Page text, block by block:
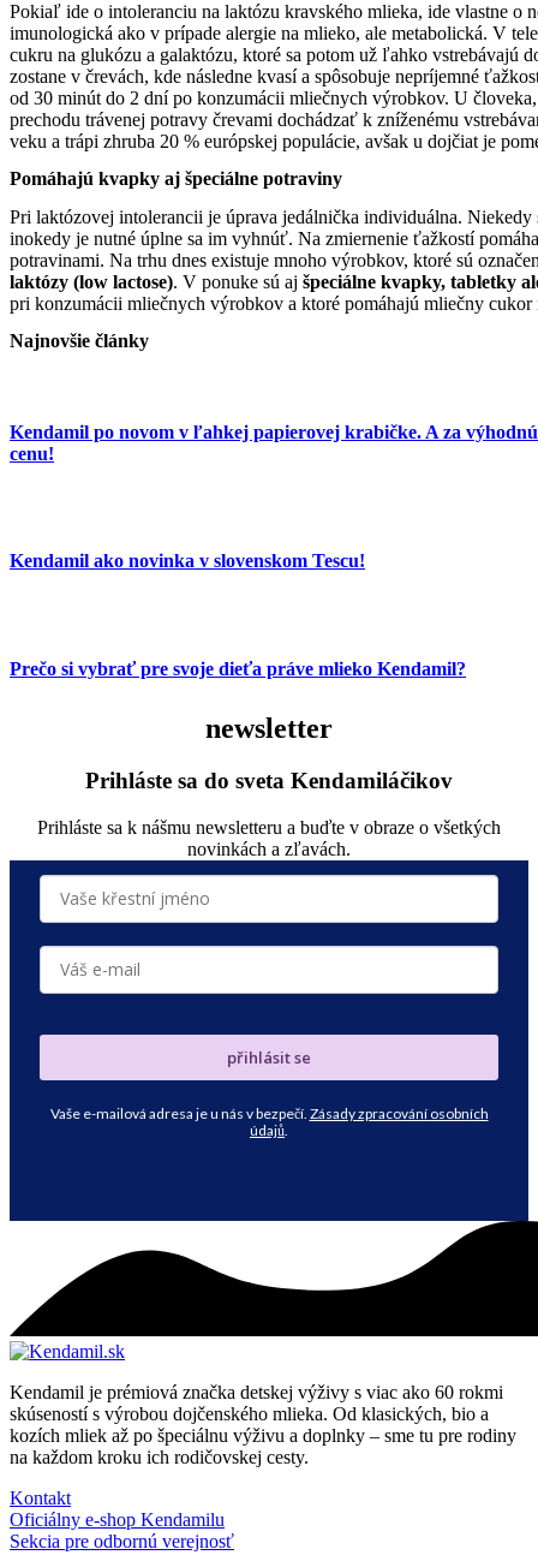
Pokiaľ ide o intoleranciu na laktózu kravského mlieka, ide vlastne o
imunologická ako v prípade alergie na mlieko, ale metabolická. V
cukru na glukózu a galaktózu, ktoré sa potom už ľahko vstrebávajú
zostane v črevách, kde následne kvasí a spôsobuje nepríjemné
od 30 minút do 2 dní po konzumácii mliečnych výrobkov. U
prechodu trávenej potravy črevami dochádzať k zníženému
veku a trápi zhruba 20 % európskej populácie, avšak u dojčiat je
Pomáhajú kvapky aj špeciálne potraviny
Pri laktózovej intolerancii je úprava jedálnička individuálna.
inokedy je nutné úplne sa im vyhnúť. Na zmiernenie ťažkostí
potravinami. Na trhu dnes existuje mnoho výrobkov, ktoré sú
laktózy (low lactose). V ponuke sú aj špeciálne kvapky, tabletky
pri konzumácii mliečnych výrobkov a ktoré pomáhajú mliečny
Najnovšie články
Kendamil po novom v ľahkej papierovej krabičke. A za výhodnú
cenu!
Kendamil ako novinka v slovenskom Tescu!
Prečo si vybrať pre svoje dieťa práve mlieko Kendamil?
newsletter
Prihláste sa do sveta Kendamiláčikov
Prihláste sa k nášmu newsletteru a buďte v obraze o všetkých
novinkách a zľavách.
přihlásit se
Vaše e-mailová adresa je u nás v bezpečí. Zásady zpracování osobních
údajů.
Kendamil je prémiová značka detskej výživy s viac ako 60 rokmi
skúseností s výrobou dojčenského mlieka. Od klasických, bio a
kozích mliek až po špeciálnu výživu a doplnky – sme tu pre rodiny
na každom kroku ich rodičovskej cesty.
Kontakt
Oficiálny e-shop Kendamilu
Sekcia pre odbornú verejnosť